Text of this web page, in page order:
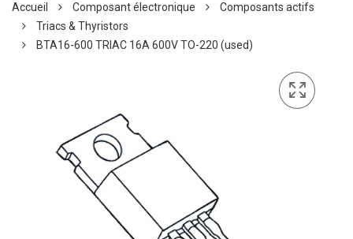
Accueil Composant électronique
Composants actifs
Triacs & Thyristors
BTA16-600 TRIAC 16A 600V TO-220 (used)